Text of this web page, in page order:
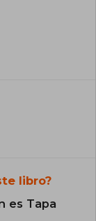
libro?
es Tapa